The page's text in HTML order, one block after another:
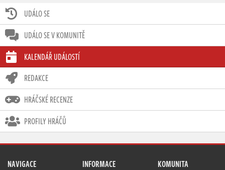
UDÁLO SE
UDÁLO SE V KOMUNITĚ
KALENDÁŘ UDÁLOSTÍ
REDAKCE
HRÁČSKÉ RECENZE
PROFILY HRÁČŮ
NAVIGACE INFORMACE KOMUNITA